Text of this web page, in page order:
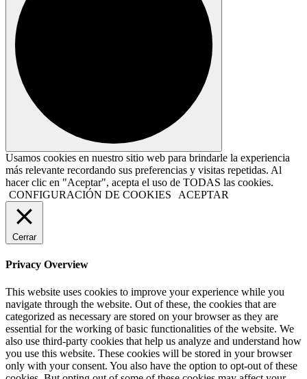
Usamos cookies en nuestro sitio web para brindarle la experiencia
más relevante recordando sus preferencias y visitas repetidas. Al
hacer clic en "Aceptar", acepta el uso de TODAS las cookies.
CONFIGURACIÓN DE COOKIES
ACEPTAR
Cerrar
Privacy Overview
This website uses cookies to improve your experience while you
navigate through the website. Out of these, the cookies that are
categorized as necessary are stored on your browser as they are
essential for the working of basic functionalities of the website. We
also use third-party cookies that help us analyze and understand how
you use this website. These cookies will be stored in your browser
only with your consent. You also have the option to opt-out of these